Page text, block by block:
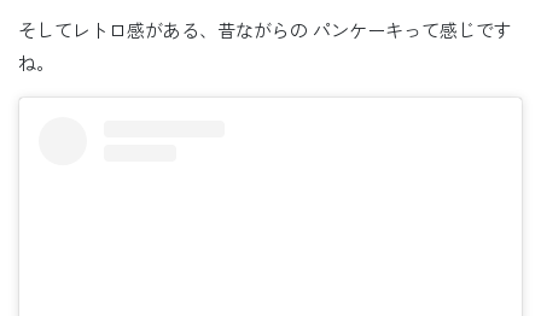
そしてレトロ感がある、昔ながらの パンケーキって感じです
ね。